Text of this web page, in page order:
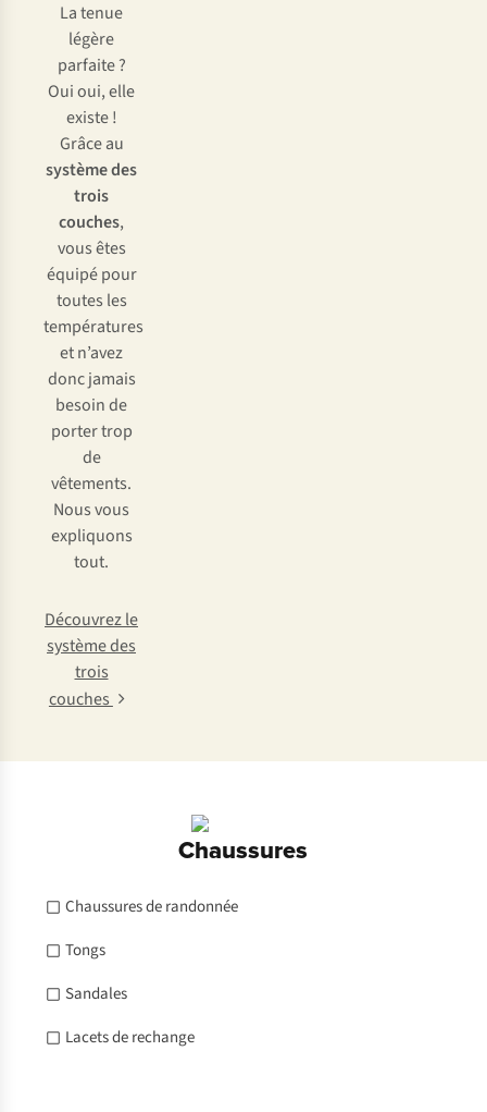
La tenue
légère
parfaite ?
Oui oui, elle
existe !
Grâce au
système des
trois
couches,
vous êtes
équipé pour
toutes les
températures
et n’avez
donc jamais
besoin de
porter trop
de
vêtements.
Nous vous
expliquons
tout.
Découvrez le
système des
trois
couches
Chaussures
Chaussures de randonnée
Tongs
Sandales
Lacets de rechange